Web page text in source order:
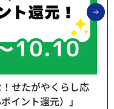
ご利用ください